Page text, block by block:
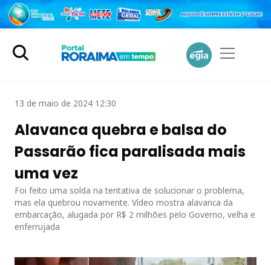
13 de maio de 2024 12:30
Alavanca quebra e balsa do
Passarão fica paralisada mais
uma vez
Foi feito uma solda na tentativa de solucionar o problema,
mas ela quebrou novamente. Vídeo mostra alavanca da
embarcação, alugada por R$ 2 milhões pelo Governo, velha e
enferrujada